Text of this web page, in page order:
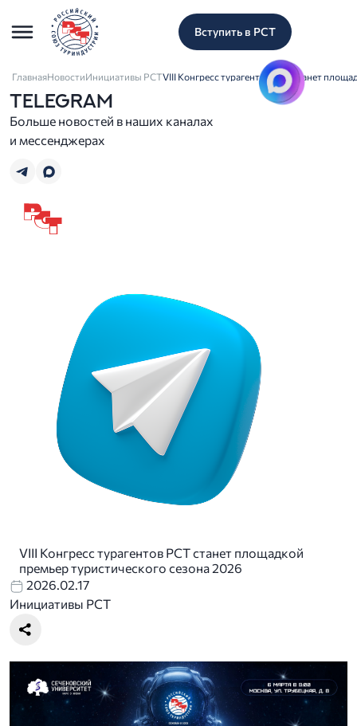
Вступить в РСТ
ГлавнаяНовостиИнициативы РСТVIII Конгресс турагентов РСТ станет
TELEGRAM
Больше новостей в наших каналах
и мессенджерах
VIII Конгресс турагентов РСТ станет площадкой
премьер туристического сезона 2026
2026.02.17
Инициативы РСТ